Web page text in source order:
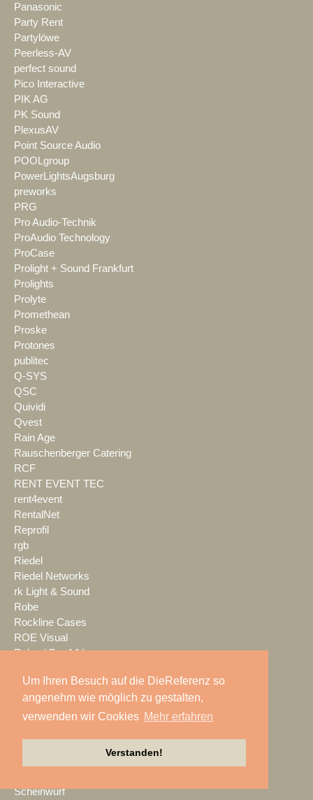
Um Ihren Besuch auf die DieReferenz so
angenehm wie möglich zu gestalten,
verwenden wir Cookies Mehr erfahren
Verstanden!
Panasonic
Party Rent
Partylöwe
Peerless-AV
perfect sound
Pico Interactive
PIK AG
PK Sound
PlexusAV
Point Source Audio
POOLgroup
PowerLightsAugsburg
preworks
PRG
Pro Audio-Technik
ProAudio Technology
ProCase
Prolight + Sound Frankfurt
Prolights
Prolyte
Promethean
Proske
Protones
publitec
Q-SYS
QSC
Quividi
Qvest
Rain Age
Rauschenberger Catering
RCF
RENT EVENT TEC
rent4event
RentalNet
Reprofil
rgb
Riedel
Riedel Networks
rk Light & Sound
Robe
Rockline Cases
ROE Visual
Roland Pro A/V
RØDE
S.E.A. Vertrieb
Salzbrenner
Scheinwurf